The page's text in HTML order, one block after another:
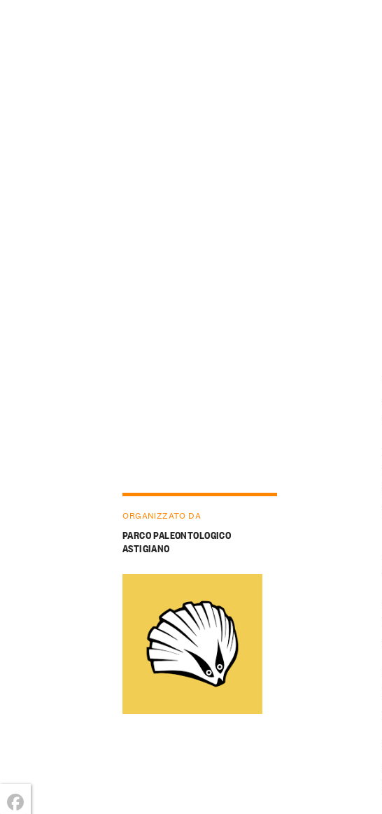
ORGANIZZATO DA
PARCO PALEONTOLOGICO
ASTIGIANO